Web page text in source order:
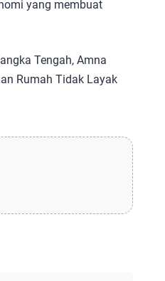
yang membuat
Tengah, Amna
Rumah Tidak Layak